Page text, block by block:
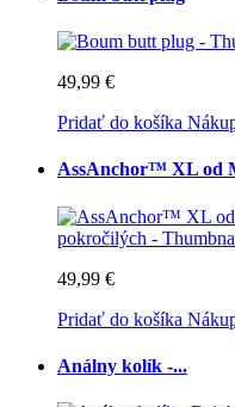
49,99 €
Pridať do košíka
AssAnchor™ XL od
49,99 €
Pridať do košíka
Análny kolík -...